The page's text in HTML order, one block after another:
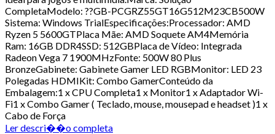
CompletaModelo: ??GB-PCGRZ55GT16G512M23CB500W
Sistema: Windows TrialEspecificações:Processador: AMD
Ryzen 5 5600GTPlaca Mãe: AMD Soquete AM4Memória
Ram: 16GB DDR4SSD: 512GBPlaca de Vídeo: Integrada
Radeon Vega 7 1900MHzFonte: 500W 80 Plus
BronzeGabinete: Gabinete Gamer LED RGBMonitor: LED 23
Polegadas HDMIKit: Combo GamerConteúdo da
Embalagem:1 x CPU Completa1 x Monitor1 x Adaptador Wi-
Fi1 x Combo Gamer ( Teclado, mouse, mousepad e headset )1 x
Cabo de Força
Ler descri��o completa